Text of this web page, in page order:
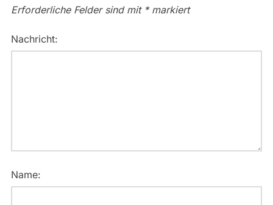
Erforderliche Felder sind mit *markiert
Nachricht:
Name: